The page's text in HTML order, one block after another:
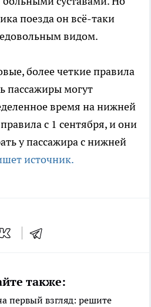
поезда он всё-таки
видом.
более четкие правила
пассажиры могут
время на нижней
с 1 сентября, и они
у пассажира с нижней
источник.
также:
первый взгляд: решите